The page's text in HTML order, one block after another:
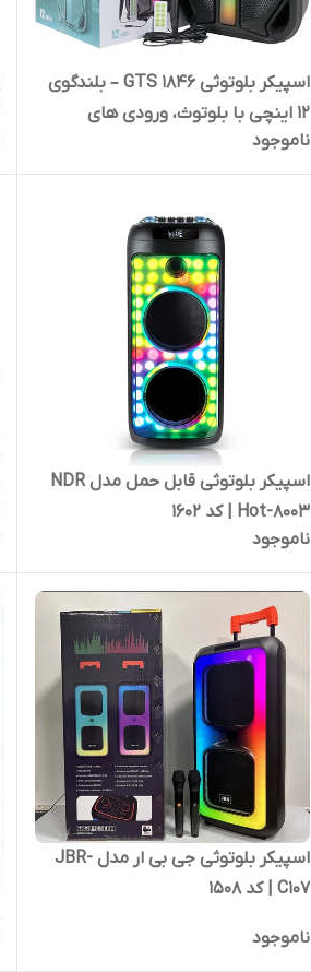
اسپیکر بلوتوثی GTS 1846 – بلندگوی
12 اینچی با بلوتوث، ورودی های
چندگانه و نورپردازی LED | کد 2078
ناموجود
اسپیکر بلوتوثی قابل حمل مدل NDR
Hot-8003 | کد 1602
ناموجود
اسپیکر بلوتوثی جی بی ار مدل JBR-
C107 | کد 1508
ناموجود